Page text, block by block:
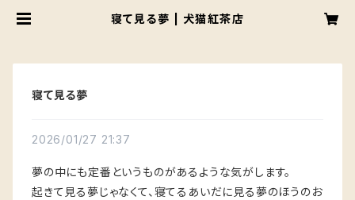
寝て見る夢 | 犬猫紅茶店
寝て見る夢
2026/01/27 21:37
夢の中にも定番というものがあるような気がします。
起きて見る夢じゃなくて、寝てるあいだに見る夢のほうのお